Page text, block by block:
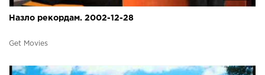
Назло рекордам. 2002-12-28
Get Movies